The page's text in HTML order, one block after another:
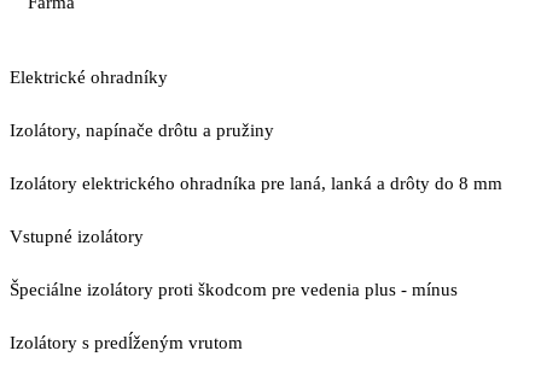
Elektrické ohradníky
Izolátory, napínače drôtu a pružiny
Izolátory elektrického ohradníka pre laná, lanká a drôty do 8 mm
Vstupné izolátory
Špeciálne izolátory proti škodcom pre vedenia plus - mínus
Izolátory s predĺženým vrutom